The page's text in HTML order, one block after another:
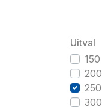
Uitval
150
200
250
300